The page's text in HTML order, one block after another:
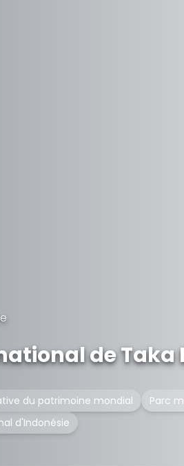
de Taka
du patrimoine mondial
Parc
d'Indonésie